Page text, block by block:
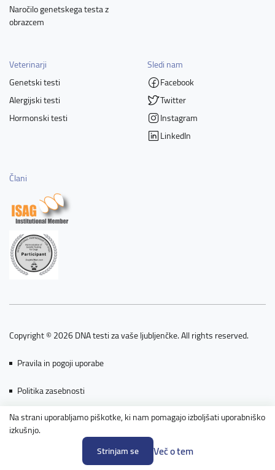
Na strani uporabljamo piškotke, ki nam pomagajo izboljšati uporabniško
izkušnjo.
Strinjam se
Več o tem
Naročilo genetskega testa z
obrazcem
Veterinarji
Genetski testi
Alergijski testi
Hormonski testi
Sledi nam
Facebook
Twitter
Instagram
LinkedIn
Člani
Copyright © 2026 DNA testi za vaše ljubljenčke. All rights reserved.
Pravila in pogoji uporabe
Politika zasebnosti
Piškotki
Powered by nopCommerce